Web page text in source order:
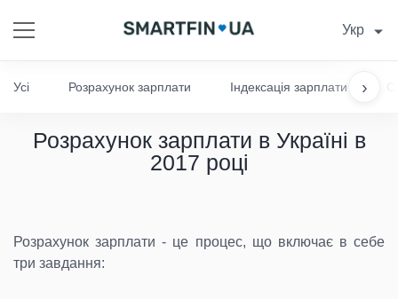
Укр
›
Усі Розрахунок зарплати Індексація зарплати
Розрахунок зарплати в Україні в
2017 році
Розрахунок зарплати - це процес, що включає в себе
три завдання: